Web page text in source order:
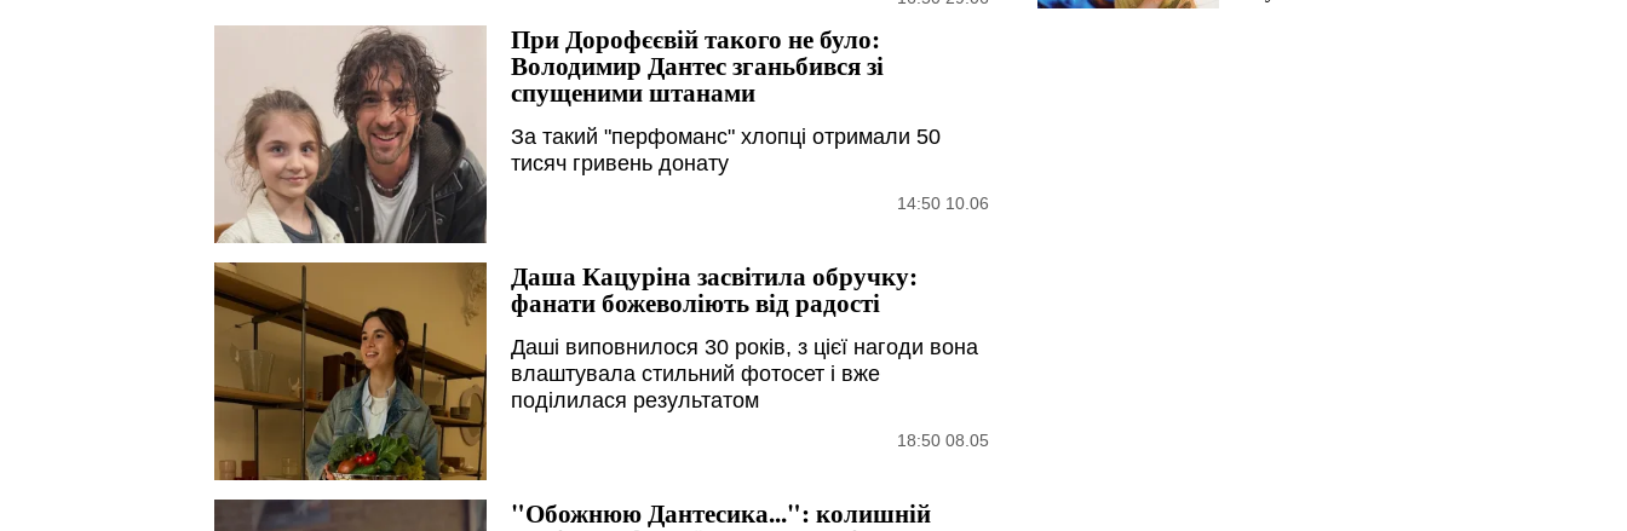
При Дорофєєвій такого не було:
Володимир Дантес зганьбився зі
спущеними штанами
За такий "перфоманс" хлопці отримали 50
тисяч гривень донату
14:50 10.06
Даша Кацуріна засвітила обручку:
фанати божеволіють від радості
Даші виповнилося 30 років, з цієї нагоди вона
влаштувала стильний фотосет і вже
поділилася результатом
18:50 08.05
"Обожнюю Дантесика...": колишній